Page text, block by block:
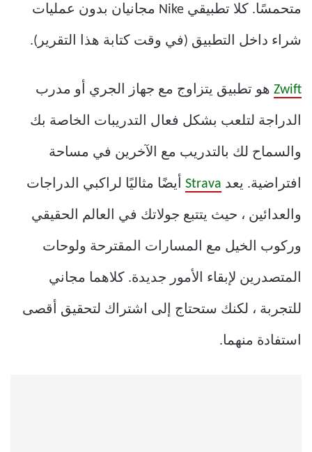
متحمسًا. كلا تطبيقي Nike مجانيان بدون عمليات
شراء داخل التطبيق (في وقت كتابة هذا التقرير).
Zwift هو تطبيق يتزاوج مع جهاز الجري أو مدرب
الدراجة لتلعب بشكل فعال التدريبات الخاصة بك
والسماح لك بالتدريب مع الآخرين في مساحة
افتراضية. يعد Strava أيضًا مثاليًا لراكبي الدراجات
والعدائين ، حيث يتتبع جولاتك في العالم الحقيقي
وركوب الخيل مع المسارات المقترحة ولوحات
المتصدرين لإبقاء الأمور جديدة. كلاهما مجاني
للتجربة ، لكنك ستحتاج إلى اشتراك لتحقيق أقصى
استفادة منهما.